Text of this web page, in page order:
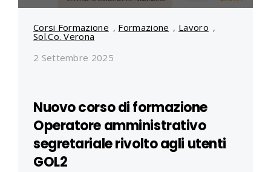
Corsi Formazione , Formazione , Lavoro ,
Sol.Co. Verona
2 Settembre 2025
Nuovo corso di formazione
Operatore amministrativo
segretariale rivolto agli utenti
GOL2